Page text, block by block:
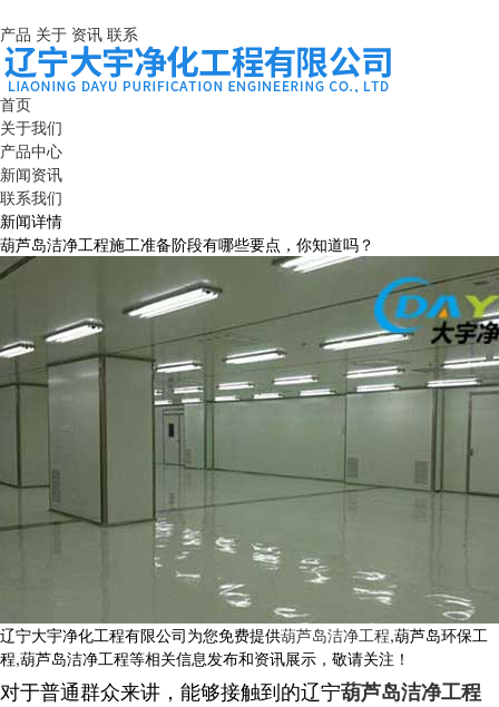
产品 关于 资讯 联系
首页
关于我们
产品中心
新闻资讯
联系我们
新闻详情
葫芦岛洁净工程施工准备阶段有哪些要点，你知道吗？
辽宁大宇净化工程有限公司为您免费提供葫芦岛洁净工程,葫芦岛环保工
程,葫芦岛洁净工程等相关信息发布和资讯展示，敬请关注！
对于普通群众来讲，能够接触到的辽宁葫芦岛洁净工程